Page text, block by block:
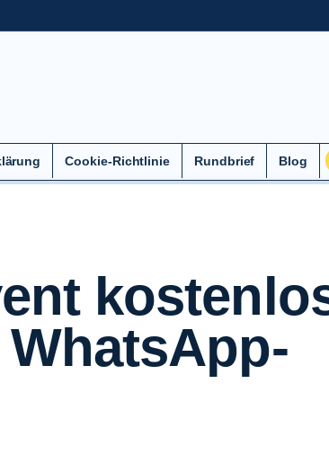
Cookie-Richtlinie Rundbrief Blog